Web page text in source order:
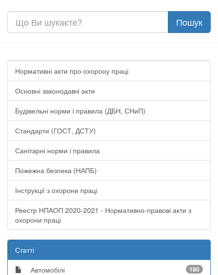
Нормативні акти про охорону праці
Основні законодавчі акти
Будівельні норми і правила (ДБН, СНиП)
Стандарти (ГОСТ, ДСТУ)
Санітарні норми і правила
Пожежна безпека (НАПБ)
Інструкції з охорони праці
Реестр НПАОП 2020-2021 - Нормативно-правові акти з
охорони праці
Статті
Автомобілі 180